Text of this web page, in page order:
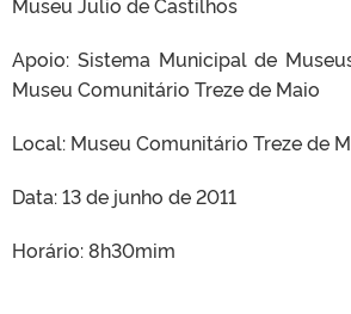
Apoio: Sistema Municipal de
Museu Comunitário Treze de Maio
Local: Museu Comunitário Treze de
Data: 13 de junho de 2011
Horário: 8h30mim